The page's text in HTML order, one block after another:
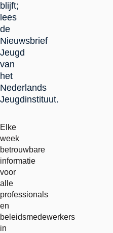
blijft;
lees
de
Nieuwsbrief
Jeugd
van
het
Nederlands
Jeugdinstituut.
Elke
week
betrouwbare
informatie
voor
alle
professionals
en
beleidsmedewerkers
in